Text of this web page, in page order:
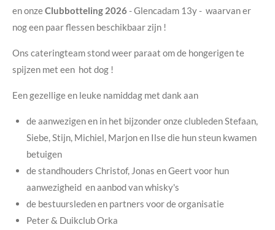
en onzeClubbotteling 2026- Glencadam 13y - waarvan er
nog een paar flessen beschikbaar zijn !
Ons cateringteam stond weer paraat om de hongerigen te
spijzen met een hot dog !
Een gezellige en leuke namiddag met dank aan
de aanwezigen en in het bijzonder onze clubleden Stefaan,
Siebe, Stijn, Michiel, Marjon en Ilse die hun steun kwamen
betuigen
de standhouders Christof, Jonas en Geert voor hun
aanwezigheid en aanbod van whisky's
de bestuursleden en partners voor de organisatie
Peter & Duikclub Orka